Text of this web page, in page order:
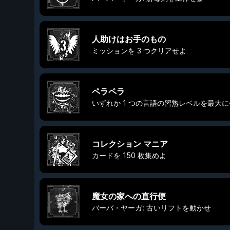
人助けはお手のもの
ミッションを 3 つクリアせよ
ペラペラ
いずれか 1 つの言語の習熟レベルを最大
コレクション マニア
カードを 150 枚集めよ
魔女の家への直行便
バーバ・ヤーガ: 古いリフトを動かせ